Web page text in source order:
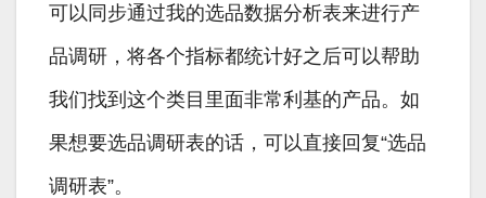
可以同步通过我的选品数据分析表来进行产
品调研，将各个指标都统计好之后可以帮助
我们找到这个类目里面非常利基的产品。如
果想要选品调研表的话，可以直接回复“选品
调研表”。